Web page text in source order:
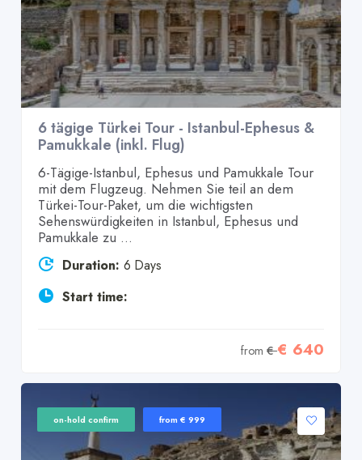
6 tägige Türkei Tour - Istanbul-Ephesus &
Pamukkale (inkl. Flug)
6-Tägige-Istanbul, Ephesus und Pamukkale Tour
mit dem Flugzeug. Nehmen Sie teil an dem
Türkei-Tour-Paket, um die wichtigsten
Sehenswürdigkeiten in Istanbul, Ephesus und
Pamukkale zu ...
Duration: 6 Days
Start time:
from€€ 640
on-hold confirm from € 999